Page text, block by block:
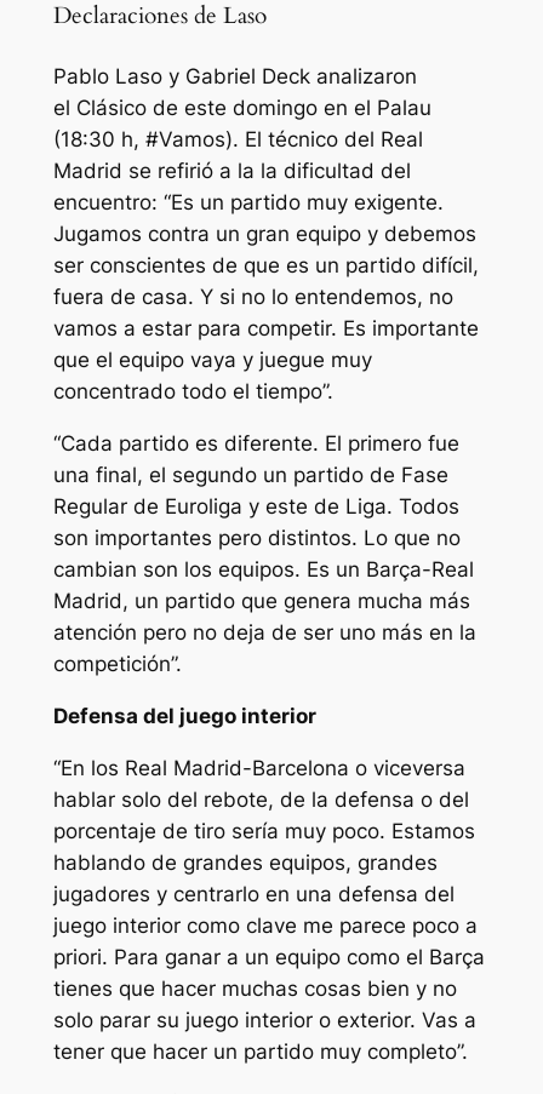
Declaraciones de Laso
Pablo Laso y Gabriel Deck analizaron
el Clásico de este domingo en el Palau
(18:30 h, #Vamos). El técnico del Real
Madrid se refirió a la la dificultad del
encuentro: “Es un partido muy exigente.
Jugamos contra un gran equipo y debemos
ser conscientes de que es un partido difícil,
fuera de casa. Y si no lo entendemos, no
vamos a estar para competir. Es importante
que el equipo vaya y juegue muy
concentrado todo el tiempo”.
“Cada partido es diferente. El primero fue
una final, el segundo un partido de Fase
Regular de Euroliga y este de Liga. Todos
son importantes pero distintos. Lo que no
cambian son los equipos. Es un Barça-Real
Madrid, un partido que genera mucha más
atención pero no deja de ser uno más en la
competición”.
Defensa del juego interior
“En los Real Madrid-Barcelona o viceversa
hablar solo del rebote, de la defensa o del
porcentaje de tiro sería muy poco. Estamos
hablando de grandes equipos, grandes
jugadores y centrarlo en una defensa del
juego interior como clave me parece poco a
priori. Para ganar a un equipo como el Barça
tienes que hacer muchas cosas bien y no
solo parar su juego interior o exterior. Vas a
tener que hacer un partido muy completo”.